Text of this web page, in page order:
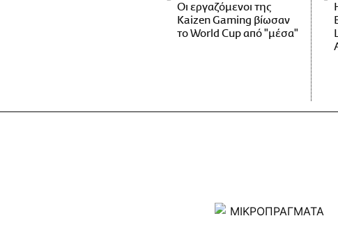
Οι εργαζόμενοι της
Kaizen Gaming βίωσαν
το World Cup από "μέσα"